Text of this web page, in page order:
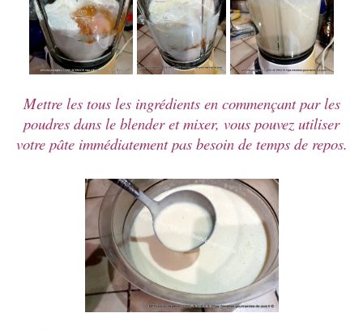
Mettre les tous les ingrédients en commençant par les
poudres dans le blender et mixer, vous pouvez utiliser
votre pâte immédiatement pas besoin de temps de repos.